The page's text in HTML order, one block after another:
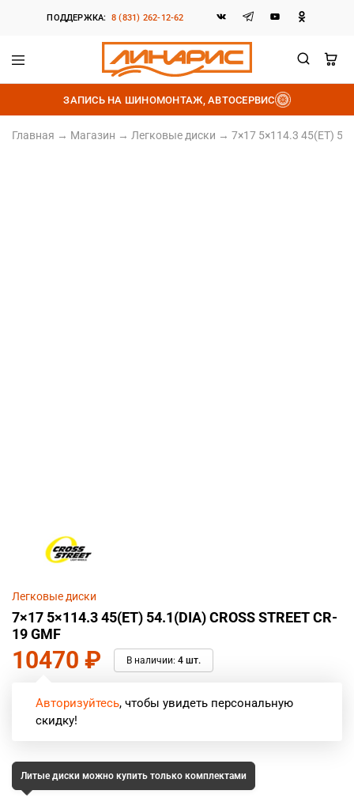
ПОДДЕРЖКА: 8 (831) 262-12-62
Линарис
Продажа
шин,
дисков
и
аккумуляторов
ЗАПИСЬ НА ШИНОМОНТАЖ, АВТОСЕРВИС
Главная → Магазин → Легковые диски → 7×17 5×114.3 45(ET)
Легковые диски
7×17 5×114.3 45(ET) 54.1(DIA) CROSS STREET CR-
19 GMF
10470 ₽ В наличии: 4 шт.
Авторизуйтесь, чтобы увидеть персональную
скидку!
Литые диски можно купить только комплектами